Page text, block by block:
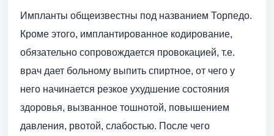
Импланты общеизвестны под названием Торпедо.
Кроме этого, имплантированное кодирование,
обязательно сопровождается провокацией, т.е.
врач дает больному выпить спиртное, от чего у
него начинается резкое ухудшение состояния
здоровья, вызванное тошнотой, повышением
давления, рвотой, слабостью. После чего